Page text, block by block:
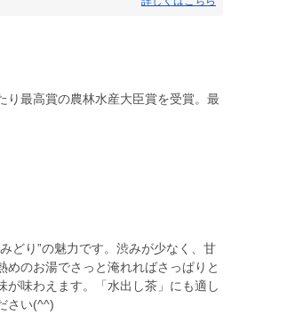
最高賞の農林水産大臣賞を受賞。最
どり”の魅力です。渋みが少なく、甘
のお湯でさっと淹れればさっぱりと
が味わえます。「水出し茶」にも適し
さい(^^)